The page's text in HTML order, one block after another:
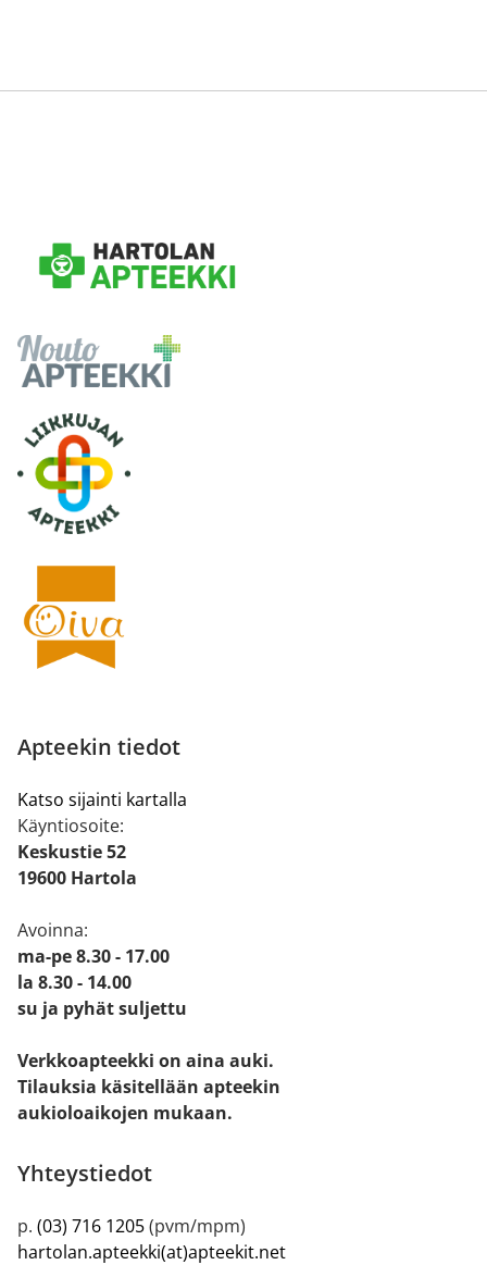
Apteekin tiedot
Katso sijainti kartalla
Käyntiosoite:
Keskustie 52
19600 Hartola
Avoinna:
ma-pe 8.30 - 17.00
la 8.30 - 14.00
su ja pyhät suljettu
Verkkoapteekki on aina auki.
Tilauksia käsitellään apteekin
aukioloaikojen mukaan.
Yhteystiedot
p. (03) 716 1205(pvm/mpm)
hartolan.apteekki(at)apteekit.net